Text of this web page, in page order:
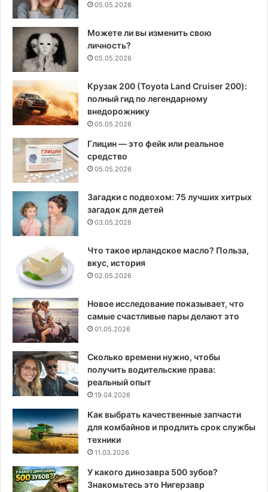
05.05.2026
Можете ли вы изменить свою
личность?
05.05.2026
Крузак 200 (Toyota Land Cruiser 200):
полный гид по легендарному
внедорожнику
05.05.2026
Глицин — это фейк или реальное
средство
05.05.2026
Загадки с подвохом: 75 лучших хитрых
загадок для детей
03.05.2026
Что такое ирландское масло? Польза,
вкус, история
02.05.2026
Новое исследование показывает, что
самые счастливые пары делают это
01.05.2026
Сколько времени нужно, чтобы
получить водительские права:
реальный опыт
19.04.2026
Как выбрать качественные запчасти
для комбайнов и продлить срок службы
техники
11.03.2026
У какого динозавра 500 зубов?
Знакомьтесь это Нигерзавр